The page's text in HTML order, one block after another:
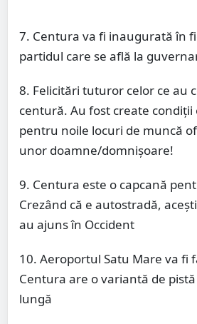
7. Centura va fi inaugurată în
partidul care se află la
8. Felicitări tuturor celor ce au
centură. Au fost create condiții
pentru noile locuri de muncă
unor doamne/domnișoare!
9. Centura este o capcană
Crezând că e autostradă,
au ajuns în Occident
10. Aeroportul Satu Mare va fi
Centura are o variantă de
lungă